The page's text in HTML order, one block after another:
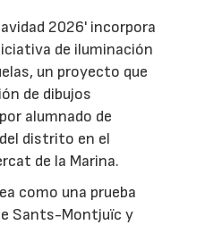
2026' incorpora
de iluminación
un proyecto que
de dibujos
alumnado de
distrito en el
de la Marina.
como una prueba
Sants-Montjuïc y